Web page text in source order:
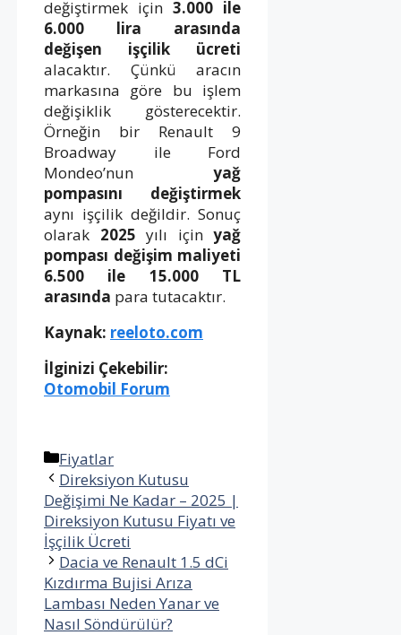
değiştirmek için3.000 ile
6.000 lira arasında
değişen işçilik ücreti
alacaktır. Çünkü aracın
markasına göre bu işlem
değişiklik gösterecektir.
Örneğin bir Renault 9
Broadway ile Ford
Mondeo’nunyağ
pompasını değiştirmek
aynı işçilik değildir. Sonuç
olarak 2025 yılı içinyağ
pompası değişim maliyeti
6.500 ile 15.000 TL
arasında para tutacaktır.
Kaynak: reeloto.com
İlginizi Çekebilir:
Otomobil Forum
Kategoriler
Fiyatlar
Direksiyon Kutusu
Değişimi Ne Kadar – 2025 |
Direksiyon Kutusu Fiyatı ve
İşçilik Ücreti
Dacia ve Renault 1.5 dCi
Kızdırma Bujisi Arıza
Lambası Neden Yanar ve
Nasıl Söndürülür?